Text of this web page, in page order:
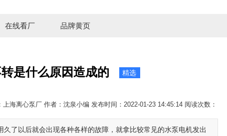
在线看厂 品牌黄页
是什么原因造成的 精选
海离心泵厂 作者：沈泉小编 发布时间：2022-01-23 14:45:14 阅读次数：
了以后就会出现各种各样的故障，就拿比较常见的水泵电机发出